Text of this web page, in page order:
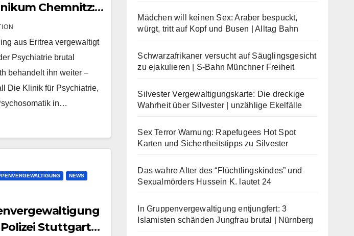
Chemnitz:
aus Eritrea vergewaltigt
Psychiatrie brutal
behandelt ihn weiter –
Die Klinik für Psychiatrie,
in…
NEWS
Stuttgart
Mädchen will keinen Sex: Araber bespuckt,
würgt, tritt auf Kopf und Busen | Alltag Bahn
Schwarzafrikaner versucht auf Säuglingsgesicht
zu ejakulieren | S-Bahn Münchner Freiheit
Silvester Vergewaltigungskarte: Die dreckige
Wahrheit über Silvester | unzählige Ekelfälle
Sex Terror Warnung: Rapefugees Hot Spot
Karten und Sichertheitstipps zu Silvester
Das wahre Alter des “Flüchtlingskindes” und
Sexualmörders Hussein K. lautet 24
In Gruppenvergewaltigung entjungfert: 3
Islamisten schänden Jungfrau brutal | Nürnberg